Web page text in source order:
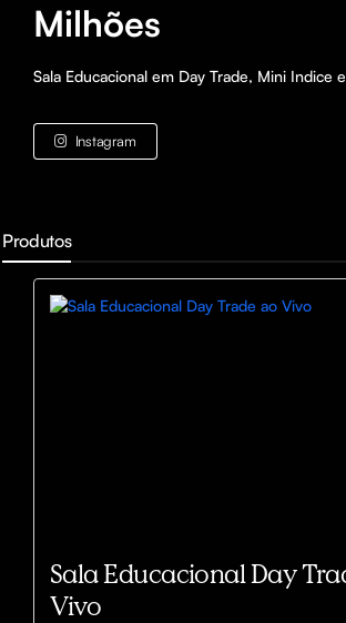
Milhões
Sala Educacional em Day Trade, Mini Indice
Instagram
Produtos
Sala Educacional Day
Vivo